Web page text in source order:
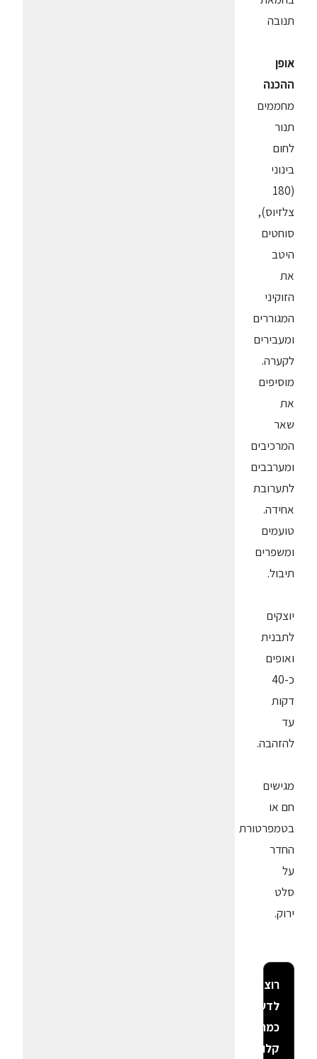
תנובה
אופן
ההכנה
מחממים
תנור
לחום
בינוני
(180
צלזיוס),
סוחטים
היטב
את
הזוקיני
המגוררים
ומעבירים
לקערה.
מוסיפים
את
שאר
המרכיבים
ומערבבים
לתערובת
אחידה.
טועמים
ומשפרים
תיבול.
יוצקים
לתבנית
ואופים
כ-40
דקות
עד
להזהבה.
מגישים
חם או
בטמפרטורת
החדר
על
סלט
ירוק.
רוצה
לדעת
כמה
קלוריות